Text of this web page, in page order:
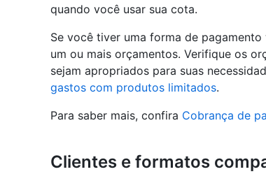
quando você usar sua cota.
Se você tiver uma forma de
um ou mais orçamentos. Verifique os
sejam apropriados para suas
gastos com produtos limitados.
Para saber mais, confira Cobrança de
Clientes e formatos